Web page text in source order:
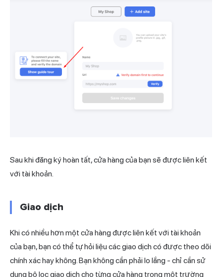
Sau khi đăng ký hoàn tất, cửa hàng của bạn sẽ được liên kết
với tài khoản.
Giao dịch
Khi có nhiều hơn một cửa hàng được liên kết với tài khoản
của bạn, bạn có thể tự hỏi liệu các giao dịch có được theo dõi
chính xác hay không. Bạn không cần phải lo lắng - chỉ cần sử
dụng bộ lọc giao dịch cho từng cửa hàng trong một trường